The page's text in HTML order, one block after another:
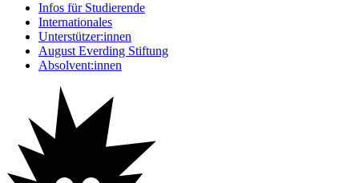
Infos für Studierende
Internationales
Unterstützer:innen
August Everding Stiftung
Absolvent:innen